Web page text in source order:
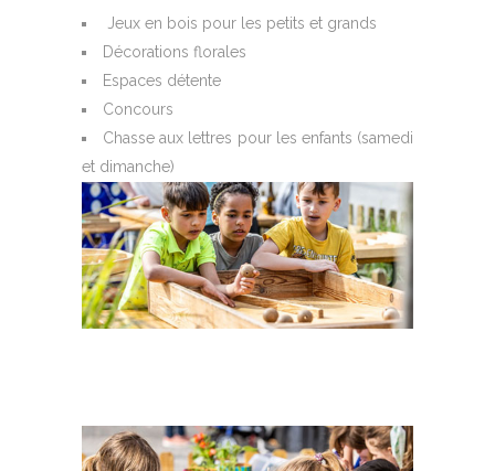
Jeux en bois pour les petits et grands
Décorations florales
Espaces détente
Concours
Chasse aux lettres pour les enfants (samedi
et dimanche)